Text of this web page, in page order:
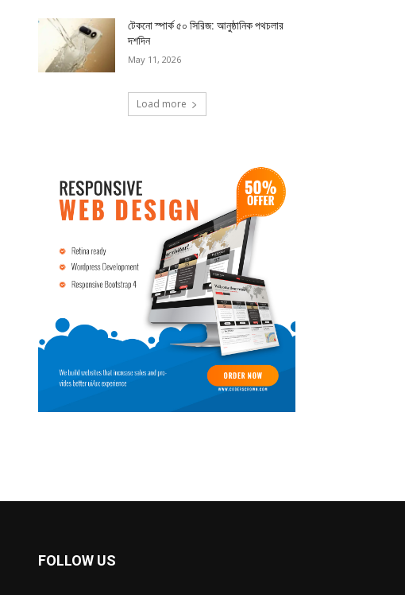
টেকনো স্পার্ক ৫০ সিরিজ: আনুষ্ঠানিক পথচলার
দশদিন
May 11, 2026
Load more
FOLLOW US